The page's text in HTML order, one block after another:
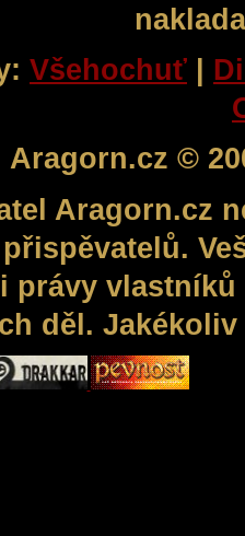
Všehochuť |
Aragorn.cz ©
Aragorn.cz
právy
děl.